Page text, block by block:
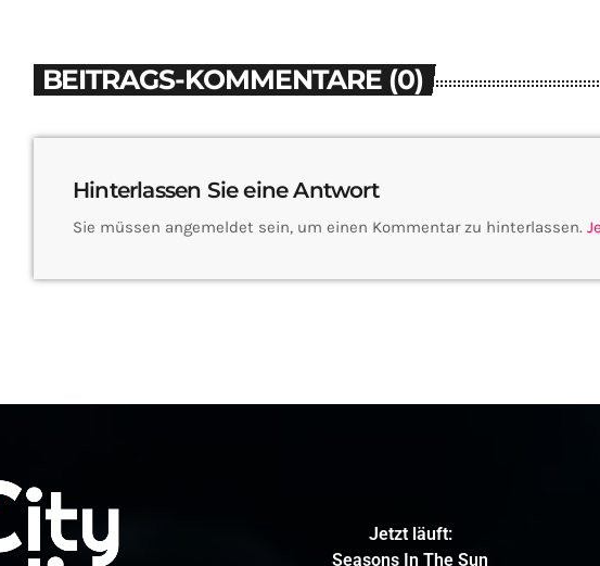
BEITRAGS-KOMMENTARE (0)
Hinterlassen Sie eine Antwort
Sie müssen angemeldet sein, um einen Kommentar zu hinterlassen.
Jetzt läuft:
Seasons In The Sun